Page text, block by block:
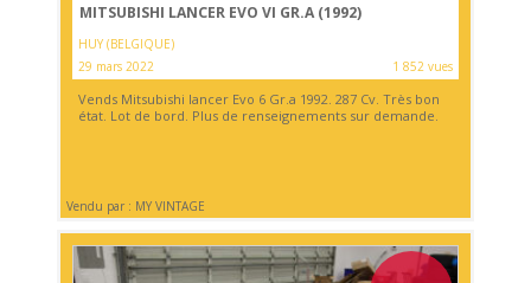
MITSUBISHI LANCER EVO VI GR.A (1992)
HUY (BELGIQUE)
29 mars 2022
1 852 vues
Vends Mitsubishi lancer Evo 6 Gr.a 1992. 287 Cv. Très bon
état. Lot de bord. Plus de renseignements sur demande.
Vendu par : MY VINTAGE